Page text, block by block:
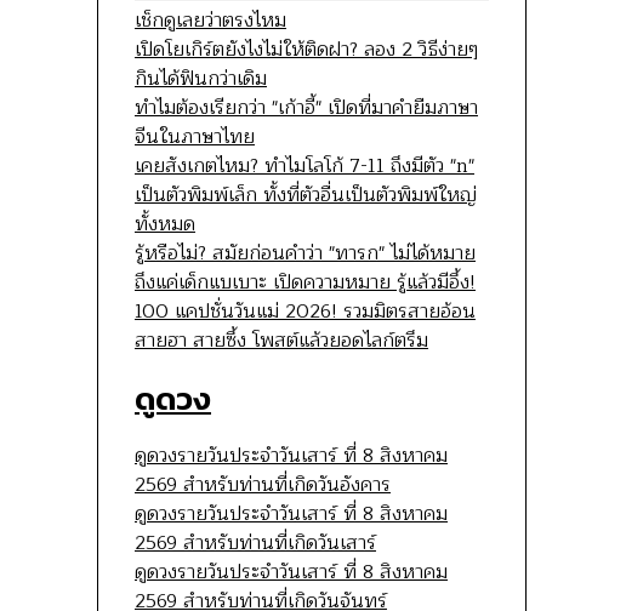
เช็กดูเลยว่าตรงไหม
เปิดโยเกิร์ตยังไงไม่ให้ติดฝา? ลอง 2 วิธีง่ายๆ
กินได้ฟินกว่าเดิม
ทำไมต้องเรียกว่า "เก้าอี้" เปิดที่มาคำยืมภาษา
จีนในภาษาไทย
เคยสังเกตไหม? ทำไมโลโก้ 7-11 ถึงมีตัว "n"
เป็นตัวพิมพ์เล็ก ทั้งที่ตัวอื่นเป็นตัวพิมพ์ใหญ่
ทั้งหมด
รู้หรือไม่? สมัยก่อนคำว่า "ทารก" ไม่ได้หมาย
ถึงแค่เด็กแบเบาะ เปิดความหมาย รู้แล้วมีอึ้ง!
100 แคปชั่นวันแม่ 2026! รวมมิตรสายอ้อน
สายฮา สายซึ้ง โพสต์แล้วยอดไลก์ตรึม
ดูดวง
ดูดวงรายวันประจำวันเสาร์ ที่ 8 สิงหาคม
2569 สำหรับท่านที่เกิดวันอังคาร
ดูดวงรายวันประจำวันเสาร์ ที่ 8 สิงหาคม
2569 สำหรับท่านที่เกิดวันเสาร์
ดูดวงรายวันประจำวันเสาร์ ที่ 8 สิงหาคม
2569 สำหรับท่านที่เกิดวันจันทร์